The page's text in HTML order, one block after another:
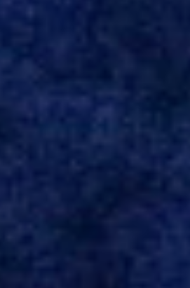
Caso a negociação seja
vem atuando como volante, mas